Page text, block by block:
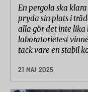
En pergola ska
pryda sin plats i
alla gör det inte lika
laboratorietest
tack vare en stabil
21 MAJ 2025